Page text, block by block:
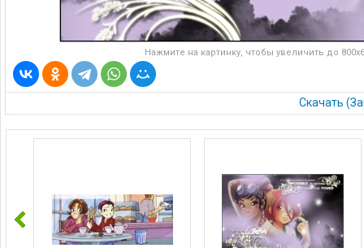
Нажмите на картинку, чтобы увеличить до
Скачать